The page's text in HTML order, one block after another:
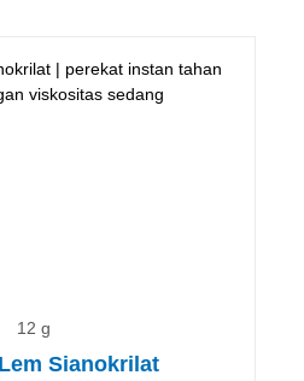
12 g
Sianokrilat